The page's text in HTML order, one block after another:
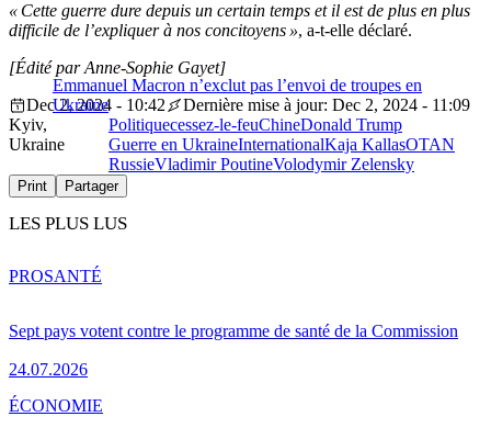
« Cette guerre dure depuis un certain temps et il est de plus en plus
difficile de l’expliquer à nos concitoyens », a-t-elle déclaré.
Emmanuel Macron n’exclut pas l’envoi de troupes en
Ukraine
[Édité par Anne-Sophie Gayet]
Dec 2, 2024 - 10:42
Dernière mise à jour: Dec 2, 2024 - 11:09
Kyiv,
Ukraine
Politiquecessez-le-feuChineDonald Trump
Guerre en UkraineInternationalKaja KallasOTAN
RussieVladimir PoutineVolodymir Zelensky
Print Partager
LES PLUS LUS
Sept pays votent contre le programme de santé de la Commission
24.07.2026
PROSANTÉ
ÉCONOMIE